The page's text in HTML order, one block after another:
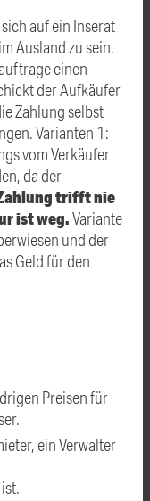
auf ein Inserat
Ausland zu sein.
einen
der Aufkäufer
Zahlung selbst
Varianten 1:
vom Verkäufer
da der
trifft nie
ist weg.Variante
und der
Geld für den
Preisen für
ein Verwalter